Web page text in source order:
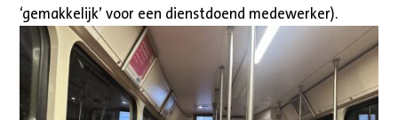
‘gemakkelijk’ voor een dienstdoend medewerker).